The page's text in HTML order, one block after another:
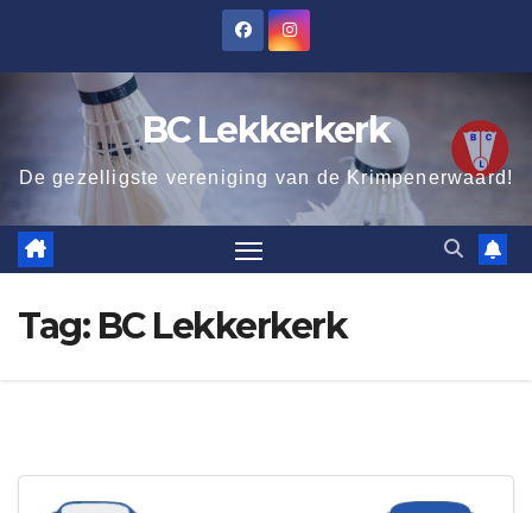
BC Lekkerkerk
De gezelligste vereniging van de Krimpenerwaard!
Tag: BC Lekkerkerk